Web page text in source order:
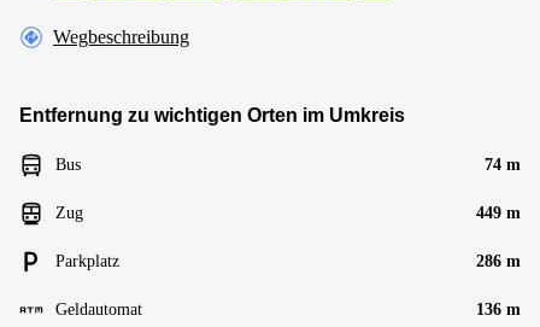
Wegbeschreibung
Entfernung zu wichtigen Orten im Umkreis
Bus 74 m
Zug 449 m
Parkplatz 286 m
Geldautomat 136 m